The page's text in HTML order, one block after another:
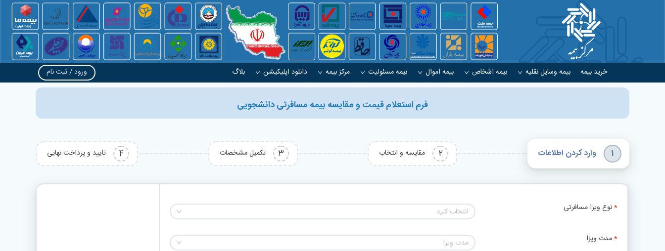
خرید بیمه بیمه وسایل نقلیه بیمه اشخاص بیمه اموال بیمه مسئولیت مرکز بیمه دانلود اپلیکیشن بلاگ ورود / ثبت نام
فرم استعلام قیمت و مقایسه بیمه مسافرتی دانشجویی
1 وارد کردن اطلاعات 2 مقایسه و انتخاب 3 تکمیل مشخصات 4 تایید و پرداخت نهایی
نوع ویزا مسافرتی انتخاب کنید
مدت ویزا مدت ویزا